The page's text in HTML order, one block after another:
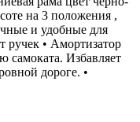
на 3 положения ,
и удобные для
• Амортизатор
самоката. Избавляет
дороге. •